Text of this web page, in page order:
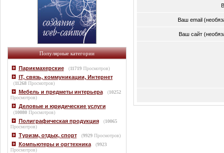
Популярные категории
Парикмахерские (11719Просмотров)
IT, связь, коммуникации, Интернет
(11268Просмотров)
Мебель и предметы интерьера (10252
Просмотров)
Деловые и юридические услуги
(10080Просмотров)
Полиграфическая продукция (10065
Просмотров)
Туризм, отдых, спорт (9929Просмотров)
Компьютеры и оргтехника (9923
Просмотров)
Ваш email
Ваш сайт